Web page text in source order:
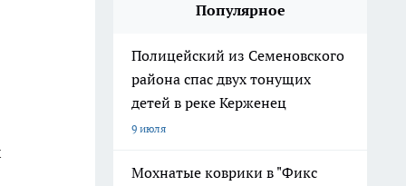
Популярное
Полицейский из Семеновского
района спас двух тонущих
детей в реке Керженец
9 июля
Мохнатые коврики в "Фикс